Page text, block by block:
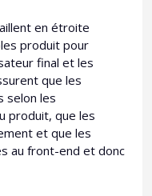
en étroite
produit pour
final et les
que les
selon les
produit, que les
et que les
au front-end et donc